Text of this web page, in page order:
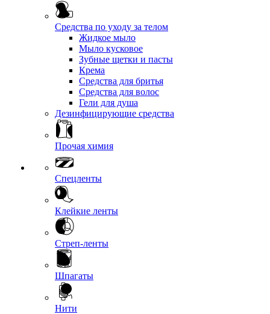
Средства по уходу за телом
Жидкое мыло
Мыло кусковое
Зубные щетки и пасты
Крема
Средства для бритья
Средства для волос
Гели для душа
Дезинфицирующие средства
Прочая химия
Спецленты
Клейкие ленты
Стреп-ленты
Шпагаты
Нити